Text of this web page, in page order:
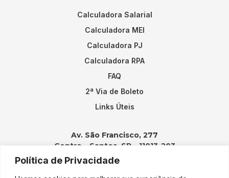
Política de Privacidade
Calculadora Salarial
Calculadora MEI
Calculadora PJ
Calculadora RPA
FAQ
2ª Via de Boleto
Links Úteis
Av. São Francisco, 277
Centro – Santos, SP – 11013-203
Contatos: